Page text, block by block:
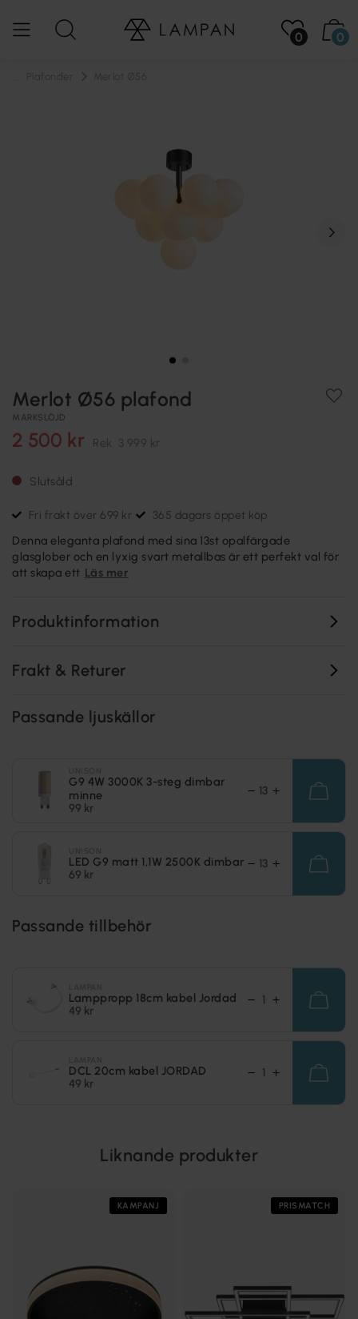
0 0
Merlot Ø56 plafond
MARKSLÖJD
2 500 kr Rek. 3 999 kr
Slutsåld
Fri frakt över 699 kr 365 dagars öppet köp
Denna eleganta plafond med sina 13st opalfärgade
glasglober och en lyxig svart metallbas är ett perfekt val för
att skapa ett Läs mer
Produktinformation
Frakt & Returer
Passande ljuskällor
G9 4W 3000K 3-steg dimbar
minne
99 kr
LED G9 matt 1,1W 2500K dimbar
69 kr
Passande tillbehör
Lamppropp 18cm kabel Jordad
49 kr
DCL 20cm kabel JORDAD
49 kr
Liknande produkter
KAMPANJ PRISMATCH